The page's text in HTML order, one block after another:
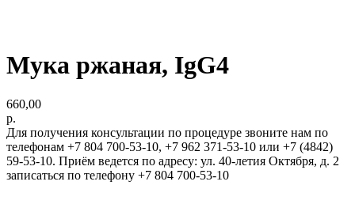
Мука ржаная, IgG4
660,00
р.
Для получения консультации по процедуре звоните нам по
телефонам +7 804 700-53-10, +7 962 371-53-10 или +7 (4842)
59-53-10. Приём ведется по адресу: ул. 40-летия Октября, д. 2
записаться по телефону +7 804 700-53-10